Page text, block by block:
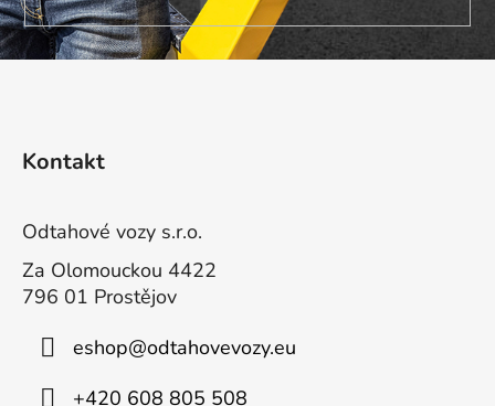
Kontakt
Odtahové vozy s.r.o.
Za Olomouckou 4422
796 01 Prostějov
eshop@odtahovevozy.eu
+420 608 805 508